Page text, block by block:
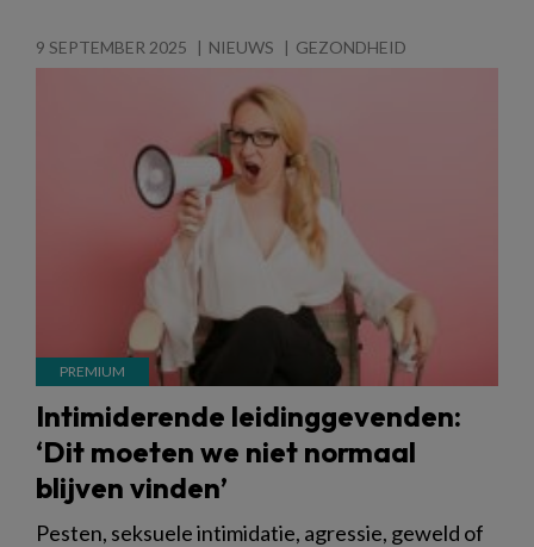
9 SEPTEMBER 2025 NIEUWS GEZONDHEID
Intimiderende leidinggevenden:
‘Dit moeten we niet normaal
blijven vinden’
Pesten, seksuele intimidatie, agressie, geweld of